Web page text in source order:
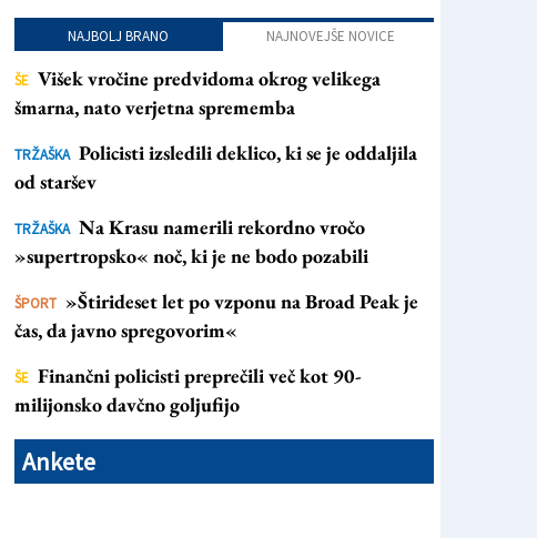
NAJBOLJ BRANO NAJNOVEJŠE NOVICE
ŠE Višek vročine predvidoma okrog velikega
šmarna, nato verjetna sprememba
TRŽAŠKA Policisti izsledili deklico, ki se je oddaljila
od staršev
TRŽAŠKA Na Krasu namerili rekordno vročo
»supertropsko« noč, ki je ne bodo pozabili
ŠPORT »Štirideset let po vzponu na Broad Peak je
čas, da javno spregovorim«
ŠE Finančni policisti preprečili več kot 90-
milijonsko davčno goljufijo
Ankete